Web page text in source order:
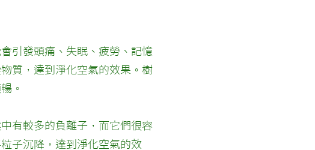
引發頭痛、失眠、疲勞、記憶
質，達到淨化空氣的效果。樹
。
有較多的負離子，而它們很容
子沉降，達到淨化空氣的效